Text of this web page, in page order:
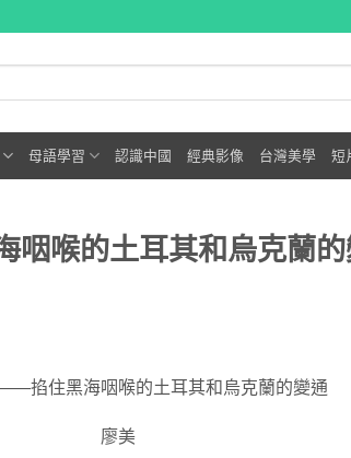
母語學習 認識中國 經典影像 台灣美學 短
喉的土耳其和烏克蘭的
掐住黑海咽喉的土耳其和烏克蘭的變通
廖美